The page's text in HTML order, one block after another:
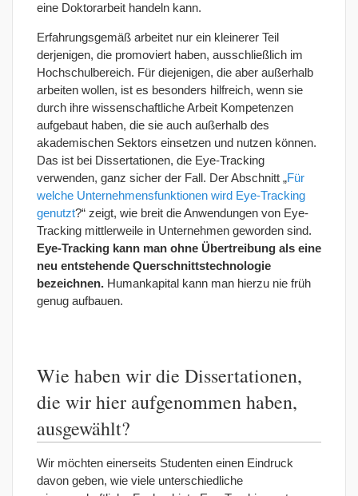
eine Doktorarbeit handeln kann.
Erfahrungsgemäß arbeitet nur ein kleinerer Teil
derjenigen, die promoviert haben, ausschließlich im
Hochschulbereich. Für diejenigen, die aber außerhalb
arbeiten wollen, ist es besonders hilfreich, wenn sie
durch ihre wissenschaftliche Arbeit Kompetenzen
aufgebaut haben, die sie auch außerhalb des
akademischen Sektors einsetzen und nutzen können.
Das ist bei Dissertationen, die Eye-Tracking
verwenden, ganz sicher der Fall. Der Abschnitt „Für
welche Unternehmensfunktionen wird Eye-Tracking
genutzt?“ zeigt, wie breit die Anwendungen von Eye-
Tracking mittlerweile in Unternehmen geworden sind.
Eye-Tracking kann man ohne Übertreibung als eine
neu entstehende Querschnittstechnologie
bezeichnen. Humankapital kann man hierzu nie früh
genug aufbauen.
Wie haben wir die Dissertationen,
die wir hier aufgenommen haben,
ausgewählt?
Wir möchten einerseits Studenten einen Eindruck
davon geben, wie viele unterschiedliche